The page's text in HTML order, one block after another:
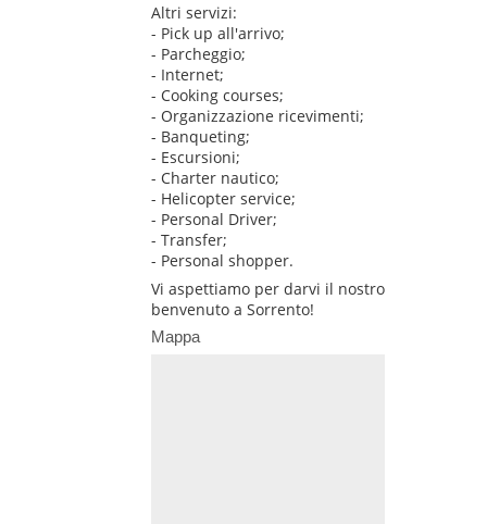
Altri servizi:
- Pick up all'arrivo;
- Parcheggio;
- Internet;
- Cooking courses;
- Organizzazione ricevimenti;
- Banqueting;
- Escursioni;
- Charter nautico;
- Helicopter service;
- Personal Driver;
- Transfer;
- Personal shopper.
Vi aspettiamo per darvi il nostro
benvenuto a Sorrento!
Mappa